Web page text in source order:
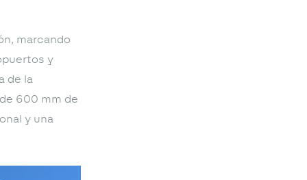
marcando
y
de la
600 mm de
y una